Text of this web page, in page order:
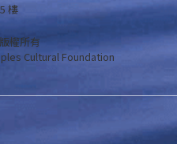
樓
權所有
Cultural Foundation